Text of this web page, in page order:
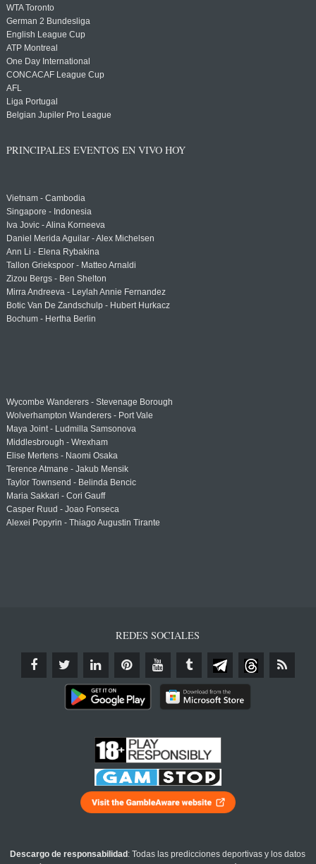
WTA Toronto
German 2 Bundesliga
English League Cup
ATP Montreal
One Day International
CONCACAF League Cup
AFL
Liga Portugal
Belgian Jupiler Pro League
PRINCIPALES EVENTOS EN VIVO HOY
Vietnam - Cambodia
Singapore - Indonesia
Iva Jovic - Alina Korneeva
Daniel Merida Aguilar - Alex Michelsen
Ann Li - Elena Rybakina
Tallon Griekspoor - Matteo Arnaldi
Zizou Bergs - Ben Shelton
Mirra Andreeva - Leylah Annie Fernandez
Botic Van De Zandschulp - Hubert Hurkacz
Bochum - Hertha Berlin
Wycombe Wanderers - Stevenage Borough
Wolverhampton Wanderers - Port Vale
Maya Joint - Ludmilla Samsonova
Middlesbrough - Wrexham
Elise Mertens - Naomi Osaka
Terence Atmane - Jakub Mensik
Taylor Townsend - Belinda Bencic
Maria Sakkari - Cori Gauff
Casper Ruud - Joao Fonseca
Alexei Popyrin - Thiago Augustin Tirante
REDES SOCIALES
Descargo de responsabilidad : Todas las predicciones deportivas y los datos